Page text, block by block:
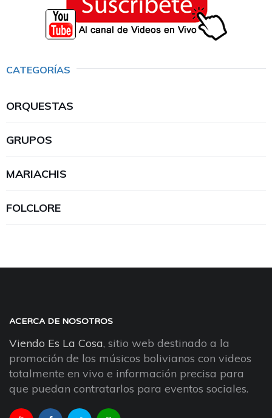
CATEGORÍAS
ORQUESTAS
GRUPOS
MARIACHIS
FOLCLORE
ACERCA DE NOSOTROS
Viendo Es La Cosa, sitio web destinado a la
promoción de los músicos bolivianos con videos
totalmente en vivo e información precisa para
que puedan contratarlos para eventos sociales.